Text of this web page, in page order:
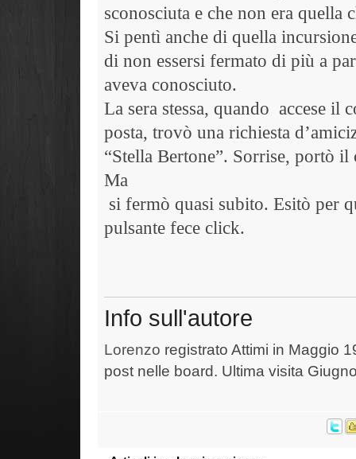
sconosciuta e che non era quella
Si pentì anche di quella
di non essersi fermato di più a
aveva conosciuto.
La sera stessa, quando accese il
posta, trovò una richiesta
“Stella Bertone”. Sorrise, portò
Ma
si fermò quasi subito. Esitò per
pulsante fece click.
Info sull'autore
Lorenzo registrato Attimi in Maggio
post nelle board. Ultima visita